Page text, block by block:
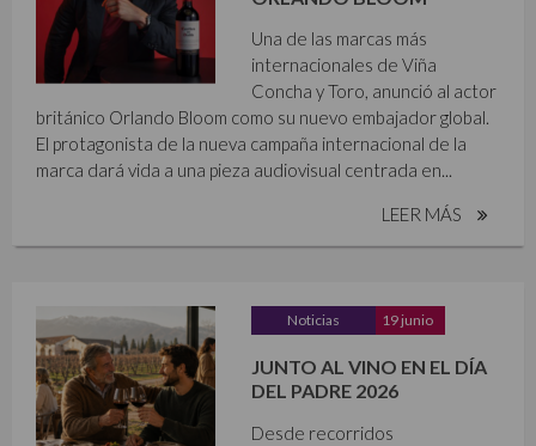
Una de las marcas más
internacionales de Viña
Concha y Toro, anunció al actor
británico Orlando Bloom como su nuevo embajador global.
El protagonista de la nueva campaña internacional de la
marca dará vida a una pieza audiovisual centrada en...
LEER MÁS
Noticias 19 junio
JUNTO AL VINO EN EL DÍA
DEL PADRE 2026
Desde recorridos